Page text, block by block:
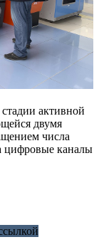
активной
двумя
числа
цифровые каналы